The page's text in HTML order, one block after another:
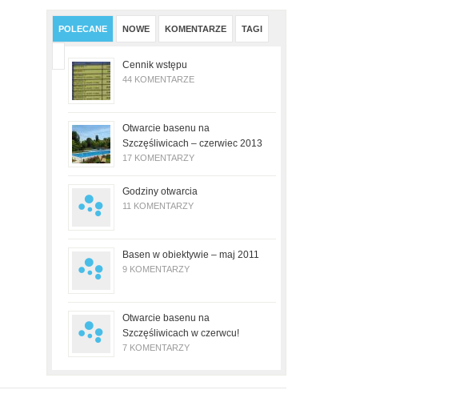
POLECANE NOWE KOMENTARZE TAGI
Cennik wstępu
44 KOMENTARZE
Otwarcie basenu na
Szczęśliwicach – czerwiec 2013
17 KOMENTARZY
Godziny otwarcia
11 KOMENTARZY
Basen w obiektywie – maj 2011
9 KOMENTARZY
Otwarcie basenu na
Szczęśliwicach w czerwcu!
7 KOMENTARZY